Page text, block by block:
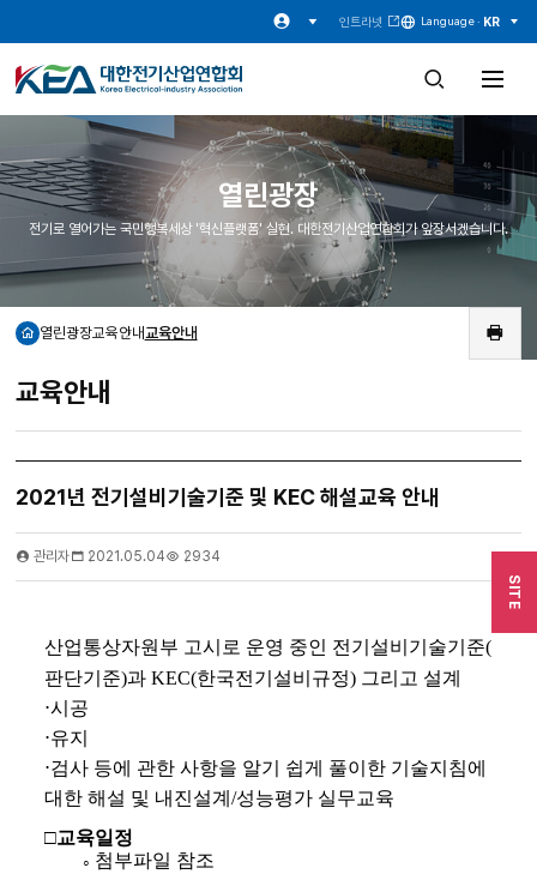
SITE
인트라넷 Language · KR
검
창
열
기
전
기
열린광장
전기로 열어가는 국민행복세상 '혁신플랫폼' 실현. 대한전기산업연합회가 앞장서겠습니다.
홈열린광장교육안내교육안내
인
쇄
교육안내
2021년 전기설비기술기준 및 KEC 해설교육 안내
관리자 2021.05.04 2934
산업통상자원부 고시로 운영 중인 전기설비기술기준(
판단기준)과 KEC(한국전기설비규정) 그리고 설계
⋅시공
⋅유지
⋅검사 등에 관한 사항을 알기 쉽게 풀이한 기술지침에
대한 해설 및 내진설계/성능평가 실무교육
□교육일정
◦ 첨부파일 참조